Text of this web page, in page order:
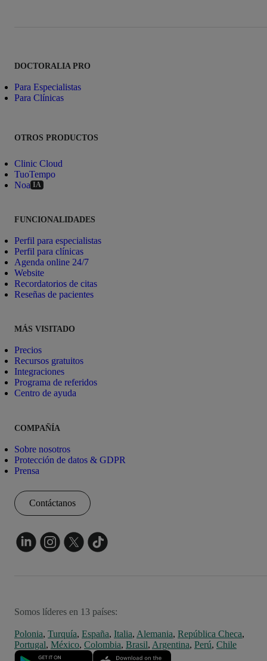
DOCTORALIA PRO
Para Especialistas
Para Clínicas
OTROS PRODUCTOS
Clinic Cloud
TuoTempo
Noa IA
FUNCIONALIDADES
Perfil para especialistas
Perfil para clínicas
Agenda online 24/7
Website
Recordatorios de citas
Reseñas de pacientes
MÁS VISITADO
Precios
Recursos gratuitos
Integraciones
Programa de referidos
Centro de ayuda
COMPAÑÍA
Sobre nosotros
Protección de datos & GDPR
Prensa
Contáctanos
Somos líderes en 13 países:
Polonia, Turquía, España, Italia, Alemania, República Checa,
Portugal, México, Colombia, Brasil, Argentina, Perú, Chile